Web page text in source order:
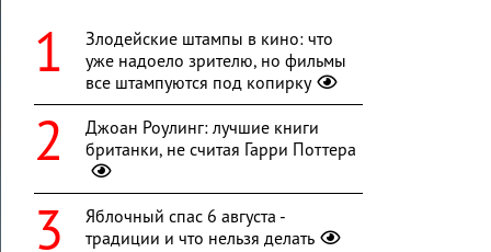
Злодейские штампы в кино: что
уже надоело зрителю, но фильмы
все штампуются под копирку
Джоан Роулинг: лучшие книги
британки, не считая Гарри Поттера
Яблочный спас 6 августа -
традиции и что нельзя делать